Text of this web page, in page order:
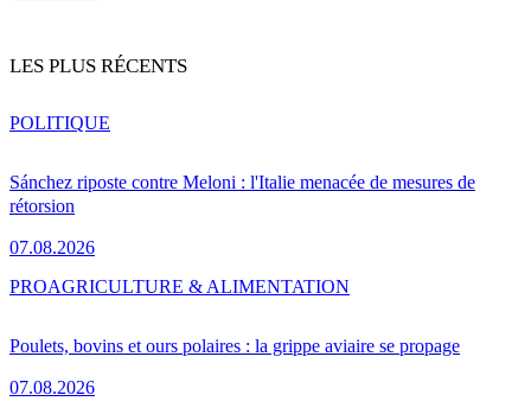
LES PLUS RÉCENTS
Sánchez riposte contre Meloni : l'Italie menacée de mesures de
rétorsion
07.08.2026
POLITIQUE
Poulets, bovins et ours polaires : la grippe aviaire se propage
07.08.2026
PROAGRICULTURE & ALIMENTATION